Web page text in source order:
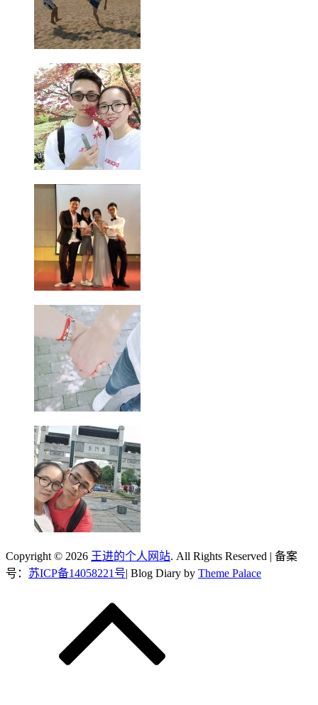
Copyright © 2026 王进的个人网站. All Rights Reserved | 备案
号： 苏ICP备14058221号| Blog Diary by Theme Palace